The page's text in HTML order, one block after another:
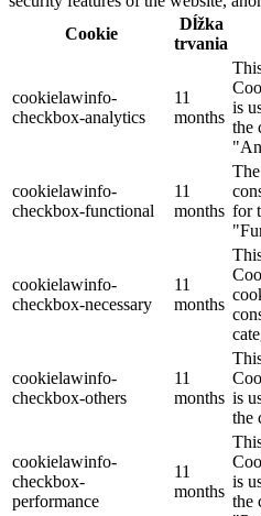
Cookie
Dĺžka
trvania
cookielawinfo-
checkbox-analytics
11
months
is
the
cookielawinfo-
checkbox-functional
11
months for
cookielawinfo-
checkbox-necessary
11
months
cookielawinfo-
checkbox-others
11
months is
the
cookielawinfo-
checkbox-
performance
11
months
is
the